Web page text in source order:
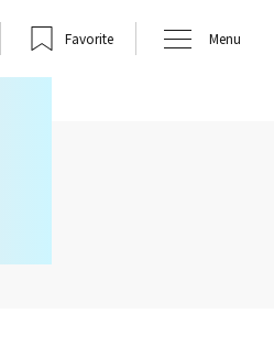
Favorite Menu